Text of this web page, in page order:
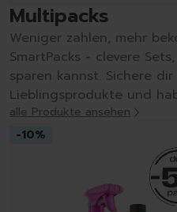
Multipacks
Weniger zahlen, mehr
SmartPacks - clevere
sparen kannst. Sichere
Lieblingsprodukte und
alle Produkte ansehen
-10%